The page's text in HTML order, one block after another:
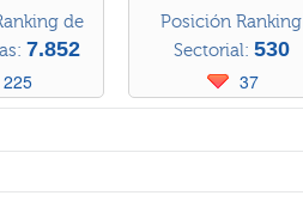
de
7.852
225
Posición Ranking
Sectorial: 530
37